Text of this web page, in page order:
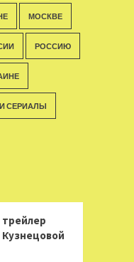
МОСКВЕ
РОССИЮ
СЕРИАЛЫ